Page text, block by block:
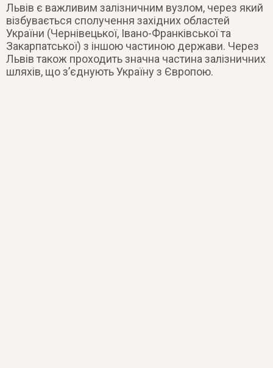
Львів є важливим залізничним вузлом, через який
візбувається сполучення західних областей
України (Чернівецької, Івано-Франківської та
Закарпатської) з іншою частиною держави. Через
Львів також проходить значна частина залізничних
шляхів, що з’єднують Україну з Європою.